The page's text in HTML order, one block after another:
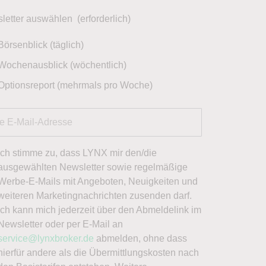
auswählen (erforderlich)
(täglich)
(wöchentlich)
(mehrmals pro Woche)
stimme zu, dass LYNX mir den/die
Newsletter sowie regelmäßige
E-Mails mit Angeboten, Neuigkeiten und
Marketingnachrichten zusenden darf.
kann mich jederzeit über den Abmeldelink im
oder per E-Mail an
abmelden, ohne dass
andere als die Übermittlungskosten nach